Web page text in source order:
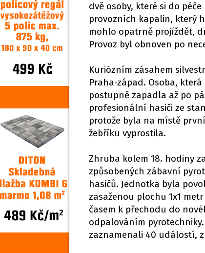
dvě osoby, které si do
provozních kapalin, který
mohlo opatrně projíždět,
Provoz byl obnoven po
Kuriózním zásahem
Praha-západ. Osoba,
postupně zapadla až po
profesionální hasiči ze
protože byla na místě
žebříku vyprostila.
Zhruba kolem 18. hodiny
způsobených zábavní
hasičů. Jednotka byla
zasaženou plochu 1x1
časem k přechodu do
odpalováním
zaznamenali 40 událostí,